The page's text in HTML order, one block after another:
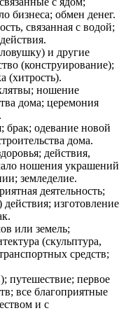
бизнеса; обмен денег.
связанная с водой;
и другие
(конструирование);
(хитрость).
ношение
дома; церемония
брак; одевание новой
дома.
действия,
ношения украшений
земледелие.
деятельность;
изготовление
или земель;
(скульптура,
средств;
путешествие; первое
все благоприятные
и с